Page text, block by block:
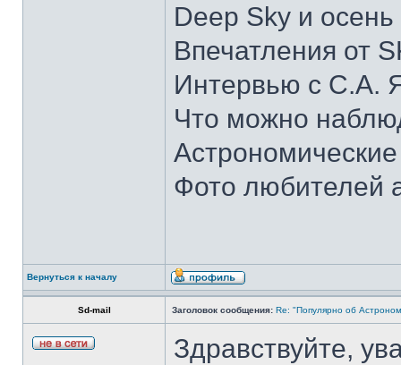
Deep Sky и осень
Впечатления от
Интервью с С.А.
Что можно
Фото любителей
Вернуться к началу
Sd-mail Заголовок сообщения: Re: "Популярно об
Здравствуйте,